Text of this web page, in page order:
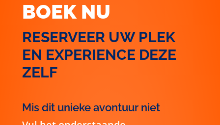
RESERVEER UW PLEK
EN EXPERIENCE DEZE
ZELF
Vul het onderstaande
boekingsformulier in om uw plaats